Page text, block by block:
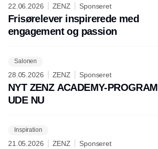
22.06.2026 ZENZ Sponseret
Frisørelever inspirerede med
engagement og passion
Salonen
28.05.2026 ZENZ Sponseret
NYT ZENZ ACADEMY-PROGRAM
UDE NU
Inspiration
21.05.2026 ZENZ Sponseret